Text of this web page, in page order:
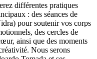
différentes pratiques
: des séances de
pour soutenir vos corps
des cercles de
ainsi que des moments
Nous serons